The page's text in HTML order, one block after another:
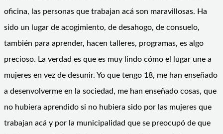
oficina, las personas que trabajan acá son maravillosas. Ha
sido un lugar de acogimiento, de desahogo, de consuelo,
también para aprender, hacen talleres, programas, es algo
precioso. La verdad es que es muy lindo cómo el lugar une a
mujeres en vez de desunir. Yo que tengo 18, me han enseñado
a desenvolverme en la sociedad, me han enseñado cosas, que
no hubiera aprendido si no hubiera sido por las mujeres que
trabajan acá y por la municipalidad que se preocupó de que